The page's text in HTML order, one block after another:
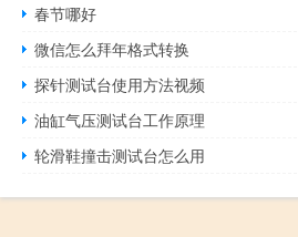
春节哪好
微信怎么拜年格式转换
探针测试台使用方法视频
油缸气压测试台工作原理
轮滑鞋撞击测试台怎么用